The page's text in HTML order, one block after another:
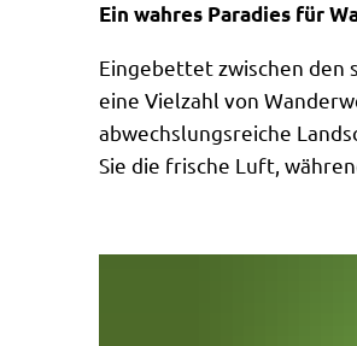
Ein wahres Paradies für
Eingebettet zwischen den
eine Vielzahl von
abwechslungsreiche
Sie die frische Luft,